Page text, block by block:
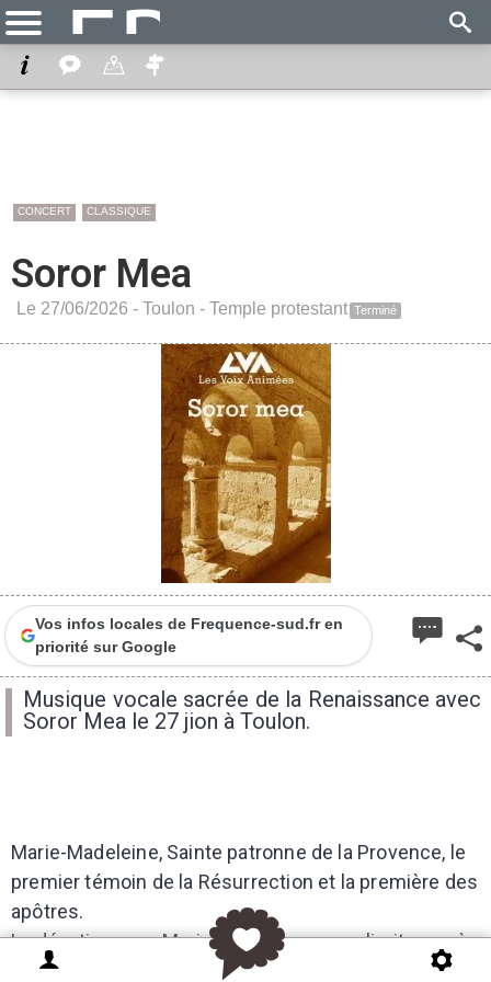
CONCERT CLASSIQUE
Soror Mea
Le 27/06/2026 - Toulon - Temple protestant Terminé
Vos infos locales de Frequence-sud.fr en
priorité sur Google
Musique vocale sacrée de la Renaissance avec
Soror Mea le 27 jion à Toulon.
Marie-Madeleine, Sainte patronne de la Provence, le
premier témoin de la Résurrection et la première des
apôtres.
La dévotion pour Marie Madeleine ne se limite pas à
la sphère provençale, elle s’étend à toute la